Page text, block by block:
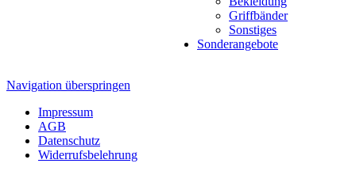
Griffbänder
Sonstiges
Sonderangebote
Navigation überspringen
Impressum
AGB
Datenschutz
Widerrufsbelehrung